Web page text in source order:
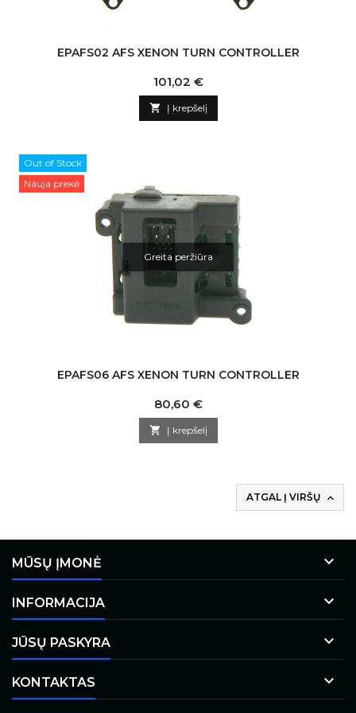
EPAFS02 AFS XENON TURN CONTROLLER
Kaina
101,02 €
 Į krepšelį
Out of Stock
Nauja prekė
Greita peržiūra
EPAFS06 AFS XENON TURN CONTROLLER
Kaina
80,60 €
 Į krepšelį
ATGAL Į VIRŠŲ 
MŪSŲ ĮMONĖ 
INFORMACIJA 
JŪSŲ PASKYRA 
KONTAKTAS 